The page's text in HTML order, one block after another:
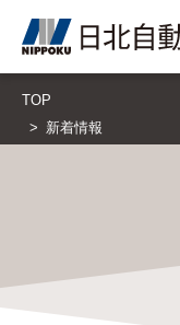
TOP
新着情報